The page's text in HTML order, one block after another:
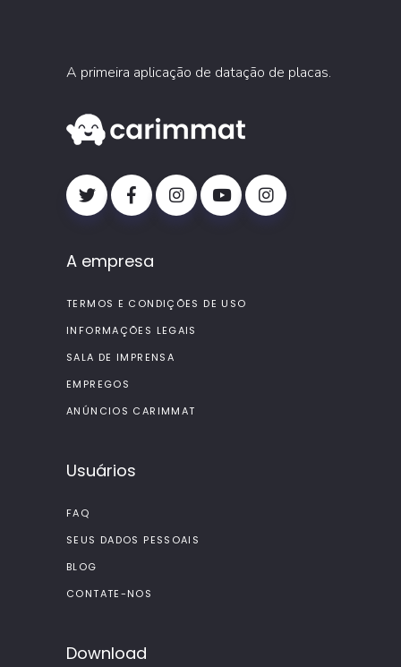
A primeira aplicação de datação de placas.
A empresa
TERMOS E CONDIÇÕES DE USO
INFORMAÇÕES LEGAIS
SALA DE IMPRENSA
EMPREGOS
ANÚNCIOS CARIMMAT
Usuários
FAQ
SEUS DADOS PESSOAIS
BLOG
CONTATE-NOS
Download